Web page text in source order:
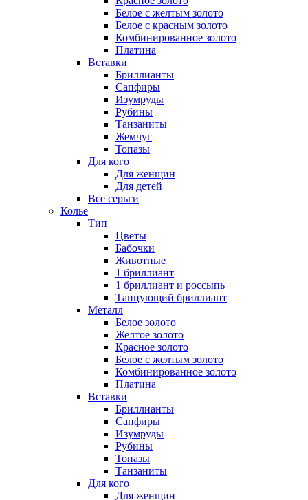
Белое с желтым золото
Белое с красным золото
Комбинированное золото
Платина
Вставки
Бриллианты
Сапфиры
Изумруды
Рубины
Танзаниты
Жемчуг
Топазы
Для кого
Для женщин
Для детей
Все серьги
Колье
Тип
Цветы
Бабочки
Животные
1 бриллиант
1 бриллиант и россыпь
Танцующий бриллиант
Металл
Белое золото
Желтое золото
Красное золото
Белое с желтым золото
Комбинированное золото
Платина
Вставки
Бриллианты
Сапфиры
Изумруды
Рубины
Топазы
Танзаниты
Для кого
Для женщин